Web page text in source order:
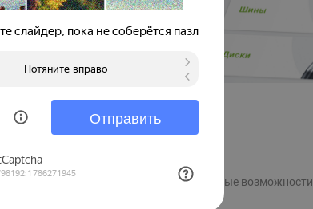
Рекламные возможности